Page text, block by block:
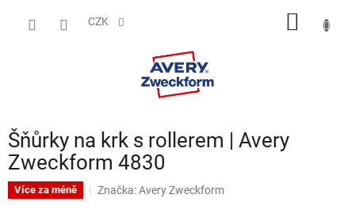
CZK
Šňůrky na krk s rollerem | Avery
Zweckform 4830
Více za méně Značka:Avery Zweckform